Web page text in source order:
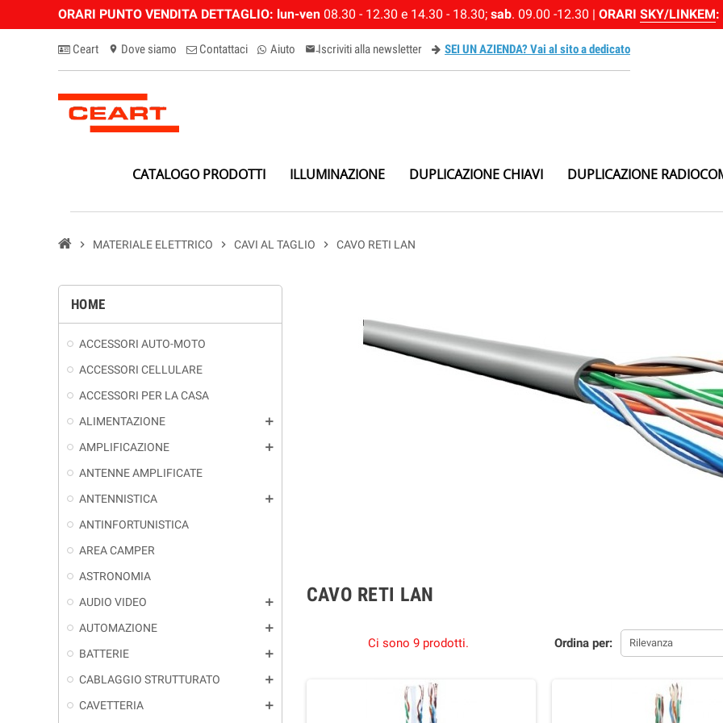
ORARI PUNTO VENDITA DETTAGLIO: lun-ven 08.30 - 12.30 e 14.30 - 18.30; sab. 09.00 -12.30 | ORARI SKY/LINKEM:
Ceart location_on Dove siamo Contattaci Aiuto email-newsletter
Iscriviti alla newsletter SEI UN AZIENDA? Vai al sito a dedicato
CATALOGO PRODOTTI ILLUMINAZIONE DUPLICAZIONE CHIAVI DUPLICAZIONE
chevron_right MATERIALE ELETTRICO chevron_right CAVI AL TAGLIO chevron_right CAVO RETI LAN
HOME
ACCESSORI AUTO-MOTO
ACCESSORI CELLULARE
ACCESSORI PER LA CASA
ALIMENTAZIONE
add
AMPLIFICAZIONE add
ANTENNE AMPLIFICATE
ANTENNISTICA
add
ANTINFORTUNISTICA
AREA CAMPER
ASTRONOMIA
AUDIO VIDEO
add
AUTOMAZIONE add
BATTERIE add
CABLAGGIO STRUTTURATO add
CAVETTERIA add
CAVO RETI LAN
Ordina per: Rilevanza
Ci sono 9 prodotti.